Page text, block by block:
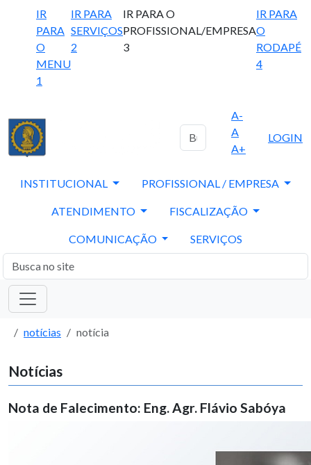
IR
PARA
O
MENU
1
IR PARA
SERVIÇOS
2
IR PARA O
PROFISSIONAL/EMPRESA
3
IR PARA
O
RODAPÉ
4
A-
A
A+
LOGIN
INSTITUCIONAL PROFISSIONAL / EMPRESA
ATENDIMENTO FISCALIZAÇÃO
COMUNICAÇÃO SERVIÇOS
notícias notícia
Notícias
Nota de Falecimento: Eng. Agr. Flávio Sabóya